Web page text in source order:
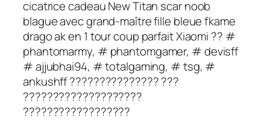
cicatrice cadeau New Titan scar noob
blague avec grand-maître fille bleue fkame
drago ak en 1 tour coup parfait Xiaomi ?? #
phantomarmy, # phantomgamer, # devisff
# ajjubhai94, # totalgaming, # tsg, #
ankushff ??????????????? ???
????????????????????
??????????????????